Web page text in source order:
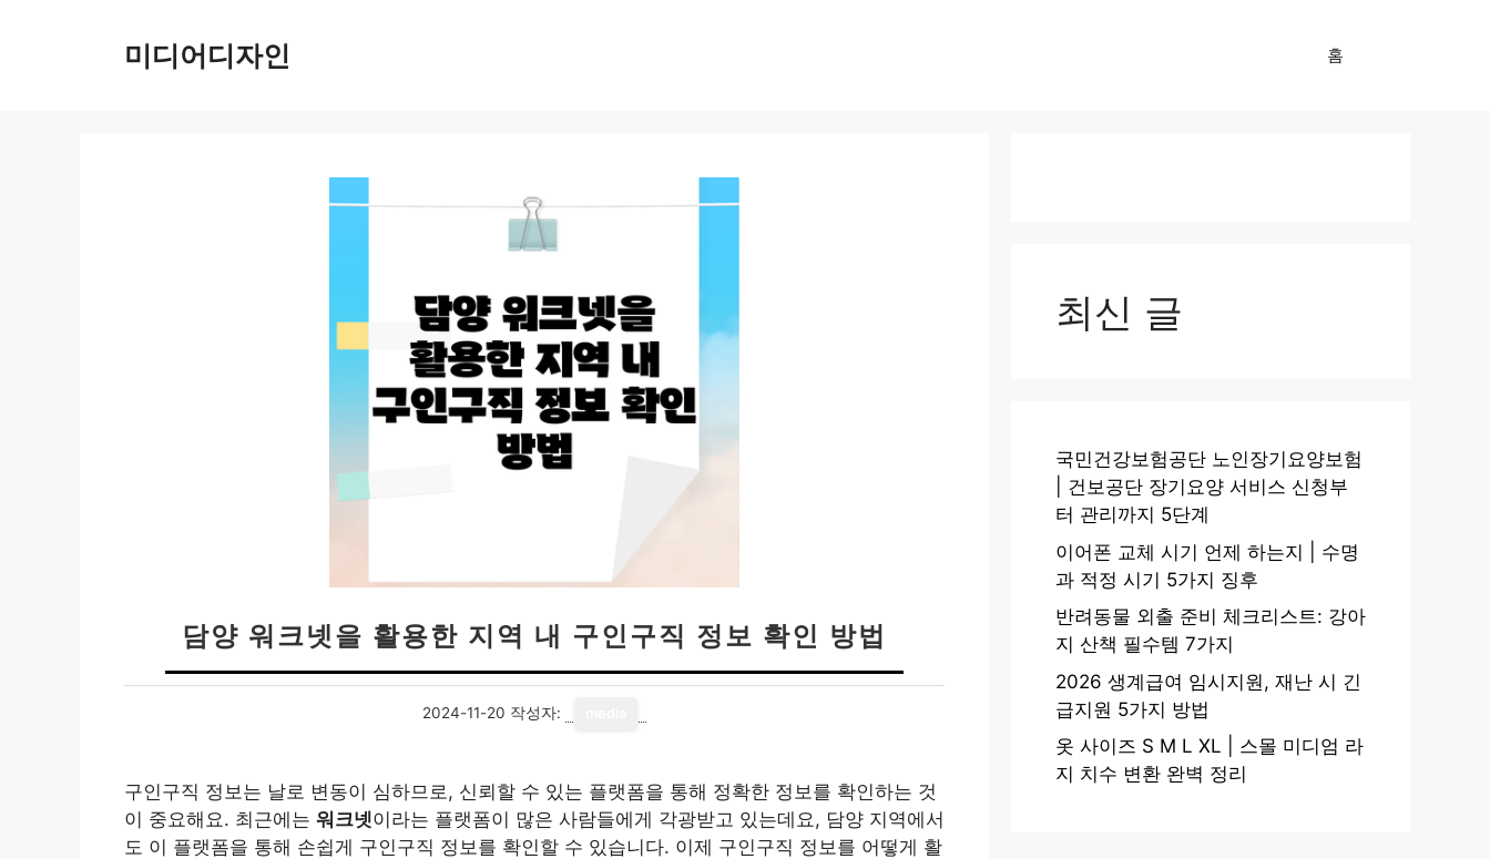
미디어디자인 홈
담양 워크넷을 활용한 지역 내 구인구직 정보 확인 방법
2024-11-20 작성자:
구인구직 정보는 날로 변동이 심하므로, 신뢰할 수 있는 플랫폼을 통해 정확한 정보를 확인하는 것
이 중요해요. 최근에는 워크넷이라는 플랫폼이 많은 사람들에게 각광받고 있는데요, 담양 지역에서
도 이 플랫폼을 통해 손쉽게 구인구직 정보를 확인할 수 있습니다. 이제 구인구직 정보를 어떻게 활
최신 글
국민건강보험공단 노인장기요양보험
| 건보공단 장기요양 서비스 신청부
터 관리까지 5단계
이어폰 교체 시기 언제 하는지 | 수명
과 적정 시기 5가지 징후
반려동물 외출 준비 체크리스트: 강아
지 산책 필수템 7가지
2026 생계급여 임시지원, 재난 시 긴
급지원 5가지 방법
옷 사이즈 S M L XL | 스몰 미디엄 라
지 치수 변환 완벽 정리